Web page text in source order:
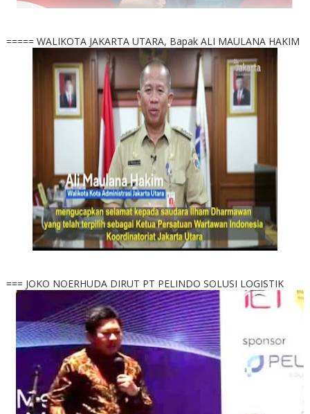
===== WALIKOTA JAKARTA UTARA, Bapak ALI MAULANA HAKIM
=== JOKO NOERHUDA DIRUT PT PELINDO SOLUSI LOGISTIK